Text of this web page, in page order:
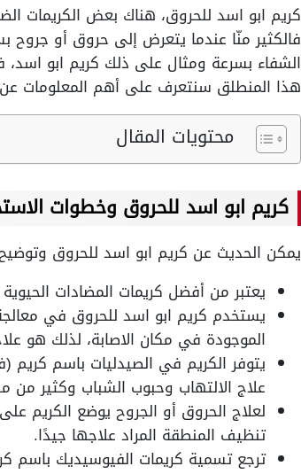
كريم ابو اسد للحروق، هناك بعض الكريمات
فالكثير منّا عندما يتعرض إلى حروق أو
الشفاء بسرعة ومثال على ذلك كريم ابو
هذا المنطلق سنتعرف على أهم المعلومات
محتويات المقال
كريم ابو اسد للحروق وخطوات
يمكن الحديث عن كريم ابو اسد للحروق
يعتبر من أفضل كريمات المضادات
يستخدم كريم ابو اسد للحروق في
الموجودة في مكان الاصابة، لذلك هو
يتوفر الكريم في الصيدليات باسم
علاج الالتهاب وحبوب الشباب وكثير من
لعلاج الحروق أو الجروح يوضع الكريم
تنظيف المنطقة المراد علاجها جيدًا.
ترجع تسمية كريمات الفيوسيديك باسم